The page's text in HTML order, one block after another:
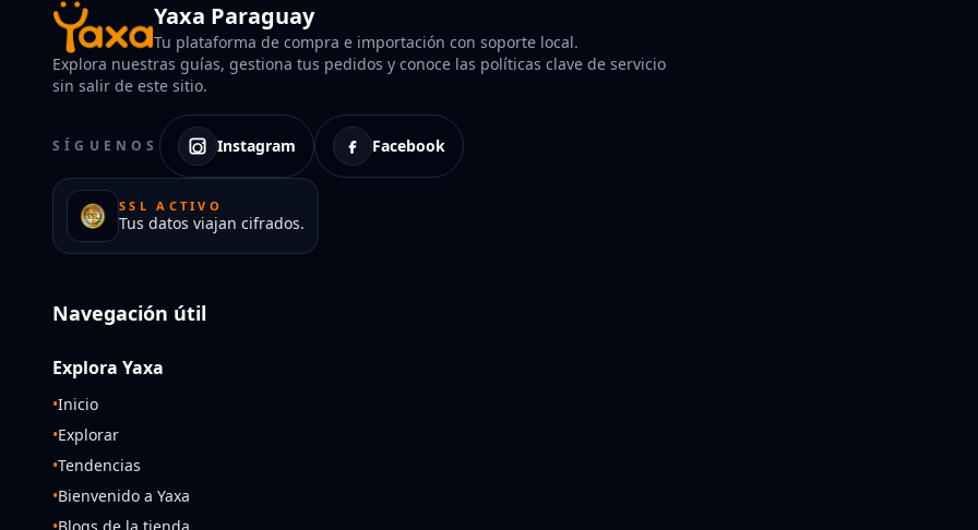
Yaxa Paraguay
Tu plataforma de compra e importación con soporte local.
Explora nuestras guías, gestiona tus pedidos y conoce las políticas clave de servicio
sin salir de este sitio.
SÍGUENOS Instagram Facebook
SSL ACTIVO
Tus datos viajan cifrados.
Navegación útil
Explora Yaxa
•Inicio
•Explorar
•Tendencias
•Bienvenido a Yaxa